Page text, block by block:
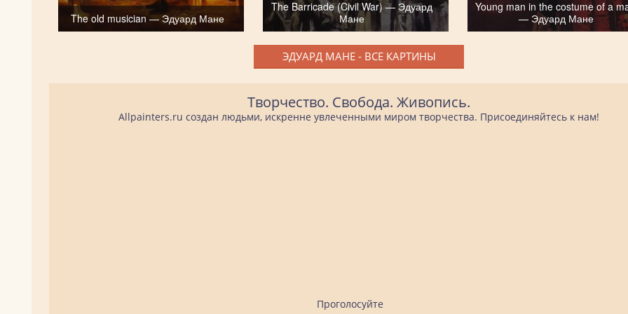
The old musician — Эдуард Мане
The Barricade (Civil War) — Эдуард
Мане
Young man in the costume of a
— Эдуард Мане
ЭДУАРД МАНЕ - ВСЕ КАРТИНЫ
Творчество. Свобода. Живопись.
Allpainters.ru создан людьми, искренне увлеченными миром творчества. Присоединяйтесь к нам!
Проголосуйте